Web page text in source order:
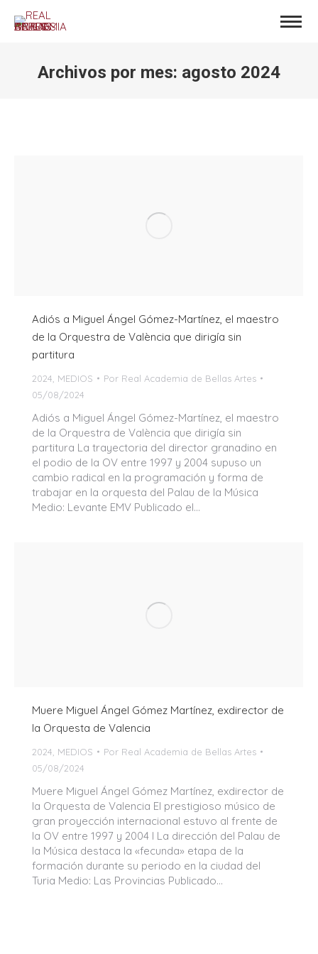
Archivos por mes: agosto 2024
Adiós a Miguel Ángel Gómez-Martínez, el maestro
de la Orquestra de València que dirigía sin
partitura
2024 MEDIOS Por Real Academia de Bellas Artes
05/08/2024
Adiós a Miguel Ángel Gómez-Martínez, el maestro
de la Orquestra de València que dirigía sin
partitura La trayectoria del director granadino en
el podio de la OV entre 1997 y 2004 supuso un
cambio radical en la programación y forma de
trabajar en la orquesta del Palau de la Música
Medio: Levante EMV Publicado el…
Muere Miguel Ángel Gómez Martínez, exdirector de
la Orquesta de Valencia
2024 MEDIOS Por Real Academia de Bellas Artes
05/08/2024
Muere Miguel Ángel Gómez Martínez, exdirector de
la Orquesta de Valencia El prestigioso músico de
gran proyección internacional estuvo al frente de
la OV entre 1997 y 2004 I La dirección del Palau de
la Música destaca la «fecunda» etapa de la
formación durante su periodo en la ciudad del
Turia Medio: Las Provincias Publicado…